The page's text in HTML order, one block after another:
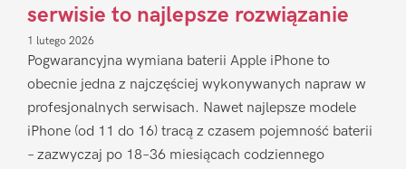
serwisie to najlepsze rozwiązanie
1 lutego 2026
Pogwarancyjna wymiana baterii Apple iPhone to
obecnie jedna z najczęściej wykonywanych napraw w
profesjonalnych serwisach. Nawet najlepsze modele
iPhone (od 11 do 16) tracą z czasem pojemność baterii
– zazwyczaj po 18–36 miesiącach codziennego